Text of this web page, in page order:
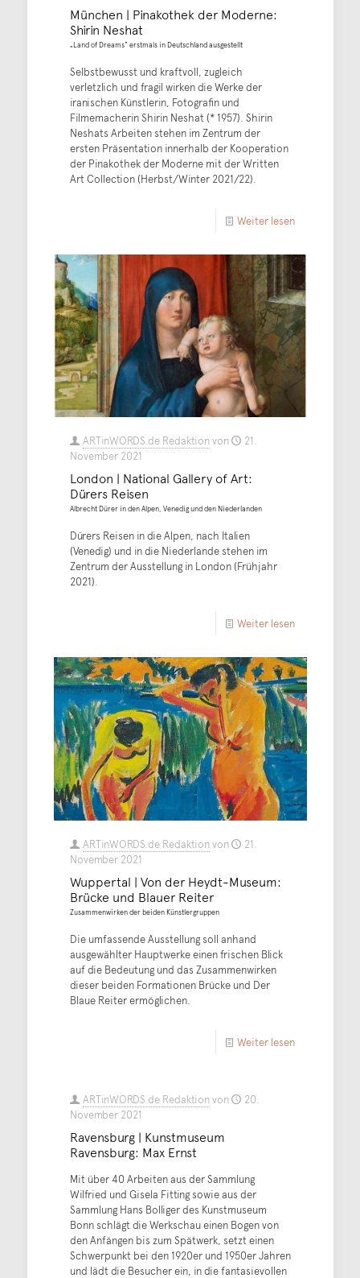
München | Pinakothek der Moderne:
Shirin Neshat
„Land of Dreams“ erstmals in Deutschland ausgestellt
Selbstbewusst und kraftvoll, zugleich
verletzlich und fragil wirken die Werke der
iranischen Künstlerin, Fotografin und
Filmemacherin Shirin Neshat (* 1957). Shirin
Neshats Arbeiten stehen im Zentrum der
ersten Präsentation innerhalb der Kooperation
der Pinakothek der Moderne mit der Written
Art Collection (Herbst/Winter 2021/22).
Weiter lesen
ARTinWORDS.de Redaktionvon
21.
November 2021
London | National Gallery of Art:
Dürers Reisen
Albrecht Dürer in den Alpen, Venedig und den Niederlanden
Dürers Reisen in die Alpen, nach Italien
(Venedig) und in die Niederlande stehen im
Zentrum der Ausstellung in London (Frühjahr
2021).
Weiter lesen
ARTinWORDS.de Redaktionvon
21.
November 2021
Wuppertal | Von der Heydt-Museum:
Brücke und Blauer Reiter
Zusammenwirken der beiden Künstlergruppen
Die umfassende Ausstellung soll anhand
ausgewählter Hauptwerke einen frischen Blick
auf die Bedeutung und das Zusammenwirken
dieser beiden Formationen Brücke und Der
Blaue Reiter ermöglichen.
Weiter lesen
ARTinWORDS.de Redaktionvon
20.
November 2021
Ravensburg | Kunstmuseum
Ravensburg: Max Ernst
Mit über 40 Arbeiten aus der Sammlung
Wilfried und Gisela Fitting sowie aus der
Sammlung Hans Bolliger des Kunstmuseum
Bonn schlägt die Werkschau einen Bogen von
den Anfängen bis zum Spätwerk, setzt einen
Schwerpunkt bei den 1920er und 1950er Jahren
und lädt die Besucher ein, in die fantasievollen